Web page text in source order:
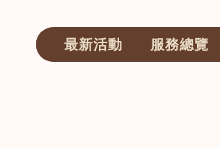
最新活動 服務總覽